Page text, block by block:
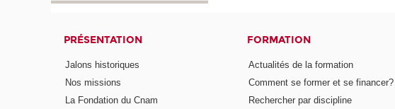
PRÉSENTATION
Jalons historiques
Nos missions
La Fondation du Cnam
FORMATION
Actualités de la formation
Comment se former et se financer?
Rechercher par discipline